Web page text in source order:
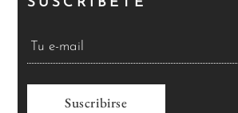
SUSCRÍBETE